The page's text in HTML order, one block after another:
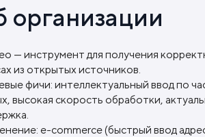
организации
— инструмент для получения
из открытых источников.
фичи: интеллектуальный ввод по
высокая скорость обработки,
e-commerce (быстрый ввод